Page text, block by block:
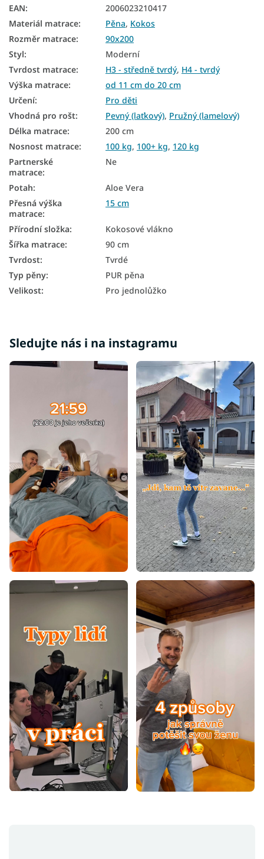
Dětské matrace podle rozměru
Dětské matrace podle materiálu
Dětské ortopedické matrace
Dětské matrace HR pěna
Dětské kokosové matrace
Dětské molitanové matrace
Levné matrace 90x200
Zdravotní matrace 90x200
Tenké matrace 90x200
Matrace - výška 15 cm
Matrace podle nosnosti - 120 kg
Matrace podle nosnosti 100+ kg
EAN:
2006023210417
Materiál matrace: Pěna, Kokos
Rozměr matrace:
90x200
Styl:
Moderní
Tvrdost matrace: H3 - středně tvrdý, H4 - tvrdý
Výška matrace:
od 11 cm do 20 cm
Určení:
Pro děti
Vhodná pro rošt: Pevný (laťkový), Pružný (lamelový)
Délka matrace:
200 cm
Nosnost matrace: 100 kg, 100+ kg, 120 kg
Partnerské
matrace:
Ne
Potah:
Aloe Vera
Přesná výška
matrace:
15 cm
Přírodní složka:
Kokosové vlákno
Šířka matrace:
90 cm
Tvrdost:
Tvrdé
Typ pěny:
PUR pěna
Velikost: Pro jednolůžko
Sledujte nás i na instagramu